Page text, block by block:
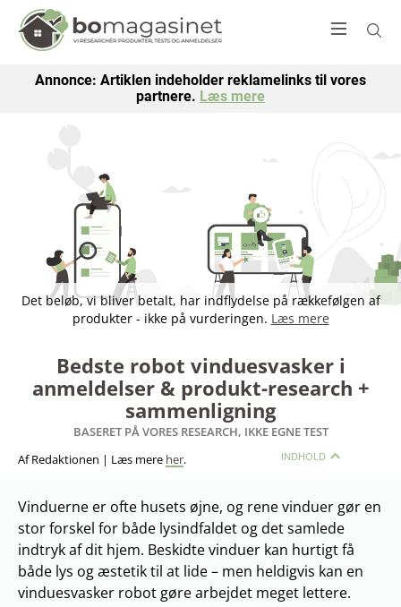
Annonce: Artiklen indeholder reklamelinks til vores
partnere. Læs mere
Det beløb, vi bliver betalt, har indflydelse på rækkefølgen af
produkter - ikke på vurderingen. Læs mere
Bedste robot vinduesvasker i
anmeldelser & produkt-research +
sammenligning
BASERET PÅ VORES RESEARCH, IKKE EGNE TEST
Af Redaktionen | Læs mere her. INDHOLD
Vinduerne er ofte husets øjne, og rene vinduer gør en
stor forskel for både lysindfaldet og det samlede
indtryk af dit hjem. Beskidte vinduer kan hurtigt få
både lys og æstetik til at lide – men heldigvis kan en
vinduesvasker robot gøre arbejdet meget lettere.